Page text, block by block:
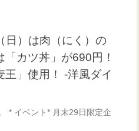
日）は肉（にく）の
「カツ丼」が690円！
王」使用！ -洋風ダイ
* イベント* 月末29日限定企